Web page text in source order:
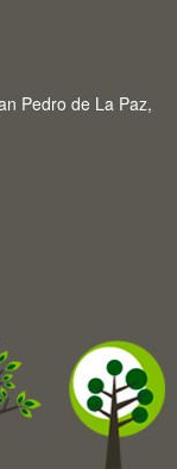
Pedro de La Paz,